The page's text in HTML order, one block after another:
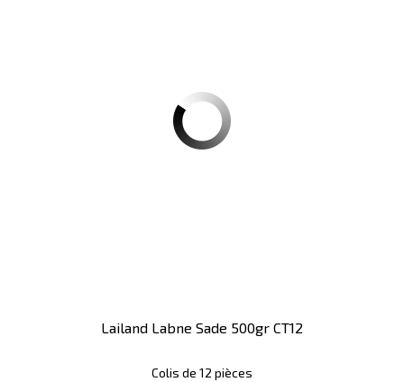
Lailand Labne Sade 500gr CT12
Colis de 12 pièces